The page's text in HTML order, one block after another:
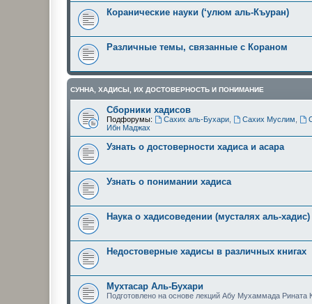
Коранические науки (‘улюм аль-Къуран)
Различные темы, связанные с Кораном
СУННА, ХАДИСЫ, ИХ ДОСТОВЕРНОСТЬ И ПОНИМАНИЕ
Сборники хадисов
Подфорумы: Сахих аль-Бухари, Сахих Муслим
Ибн Маджах
Узнать о достоверности хадиса и асара
Узнать о понимании хадиса
Наука о хадисоведении (мусталях аль-хадис)
Недостоверные хадисы в различных книгах
Мухтасар Аль-Бухари
Подготовлено на основе лекций Абу Мухаммада Рината